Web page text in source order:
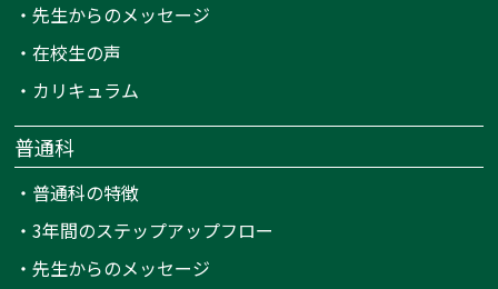
・先生からのメッセージ
・在校生の声
・ カリキュラム
普通科
・ 普通科の特徴
・3年間のステップアップフロー
・先生からのメッセージ